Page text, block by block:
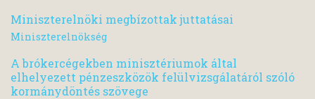
Miniszterelnöki megbízottak juttatásai
Miniszterelnökség
A brókercégekben minisztériumok által
elhelyezett pénzeszközök felülvizsgálatáról szóló
kormánydöntés szövege